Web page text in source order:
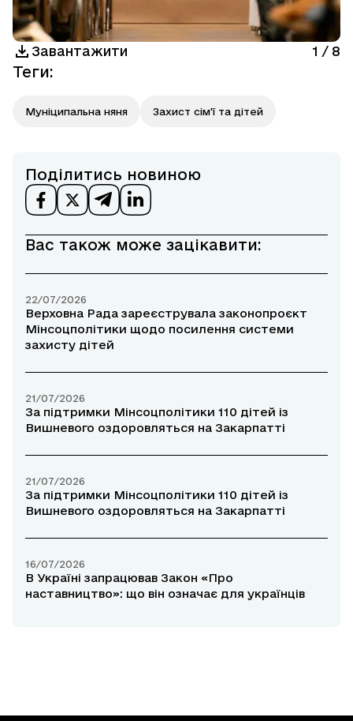
Завантажити 1 / 8
Теги:
Муніципальна няня Захист сім'ї та дітей
Поділитись новиною
Вас також може зацікавити:
22/07/2026
Верховна Рада зареєструвала законопроєкт
Мінсоцполітики щодо посилення системи
захисту дітей
21/07/2026
За підтримки Мінсоцполітики 110 дітей із
Вишневого оздоровляться на Закарпатті
21/07/2026
За підтримки Мінсоцполітики 110 дітей із
Вишневого оздоровляться на Закарпатті
16/07/2026
В Україні запрацював Закон «Про
наставництво»: що він означає для українців